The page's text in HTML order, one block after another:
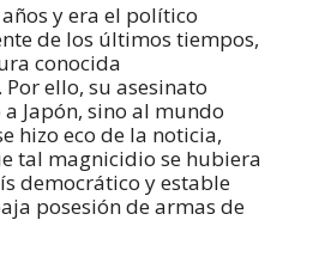
y era el político
de los últimos tiempos,
conocida
ello, su asesinato
Japón, sino al mundo
hizo eco de la noticia,
tal magnicidio se hubiera
democrático y estable
posesión de armas de